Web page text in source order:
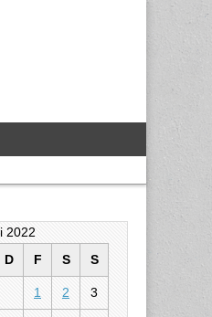
2022
D F S S
1 2 3